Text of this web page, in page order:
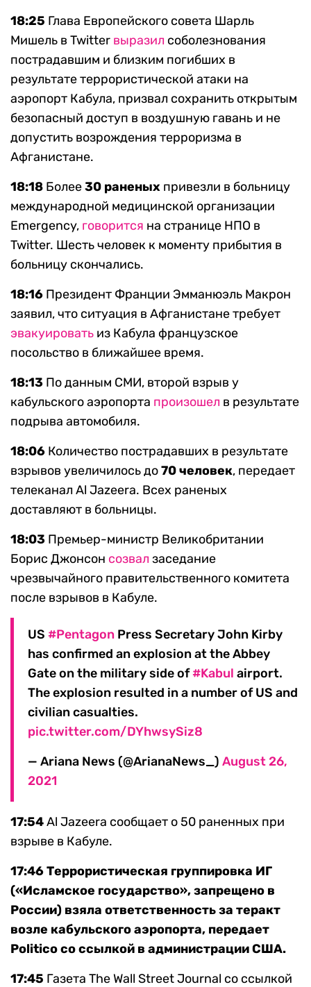
18:25 Глава Европейского совета Шарль
Мишель в Twitter выразил соболезнования
пострадавшим и близким погибших в
результате террористической атаки на
аэропорт Кабула, призвал сохранить открытым
безопасный доступ в воздушную гавань и не
допустить возрождения терроризма в
Афганистане.
18:18 Более30 раненых привезли в больницу
международной медицинской организации
Emergency, говорится на странице НПО в
Twitter. Шесть человек к моменту прибытия в
больницу скончались.
18:16 Президент Франции Эмманюэль Макрон
заявил, что ситуация в Афганистане требует
эвакуировать из Кабула французское
посольство в ближайшее время.
18:13 По данным СМИ, второй взрыв у
кабульского аэропорта произошел в результате
подрыва автомобиля.
18:06 Количество пострадавших в результате
взрывов увеличилось до70 человек, передает
телеканал Al Jazeera. Всех раненых
доставляют в больницы.
18:03 Премьер-министр Великобритании
Борис Джонсон созвал заседание
чрезвычайного правительственного комитета
после взрывов в Кабуле.
US #Pentagon Press Secretary John Kirby
has confirmed an explosion at the Abbey
Gate on the military side of#Kabul airport.
The explosion resulted in a number of US and
civilian casualties.
pic.twitter.com/DYhwsySiz8
— Ariana News (@ArianaNews_) August 26,
2021
17:54Al Jazeera сообщает о 50 раненных при
взрыве в Кабуле.
17:46 Террористическая группировка ИГ
(«Исламское государство», запрещено в
России) взяла ответственность за теракт
возле кабульского аэропорта, передает
Politico со ссылкой в администрации США.
17:45 Газета The Wall Street Journal со ссылкой